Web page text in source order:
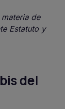
de
Estatuto y
del